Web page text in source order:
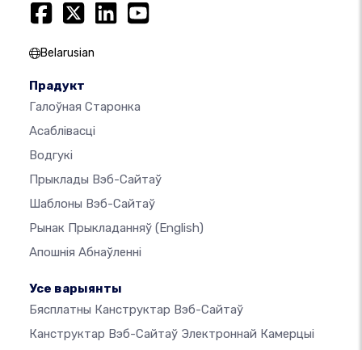
Belarusian
Прадукт
Галоўная Старонка
Асаблівасці
Водгукі
Прыклады Вэб-Сайтаў
Шаблоны Вэб-Сайтаў
Рынак Прыкладанняў (English)
Апошнія Абнаўленні
Усе варыянты
Бясплатны Канструктар Вэб-Сайтаў
Канструктар Вэб-Сайтаў Электроннай Камерцыі